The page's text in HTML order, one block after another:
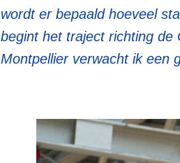
wordt er bepaald hoeveel
begint het traject richting de
Montpellier verwacht ik een